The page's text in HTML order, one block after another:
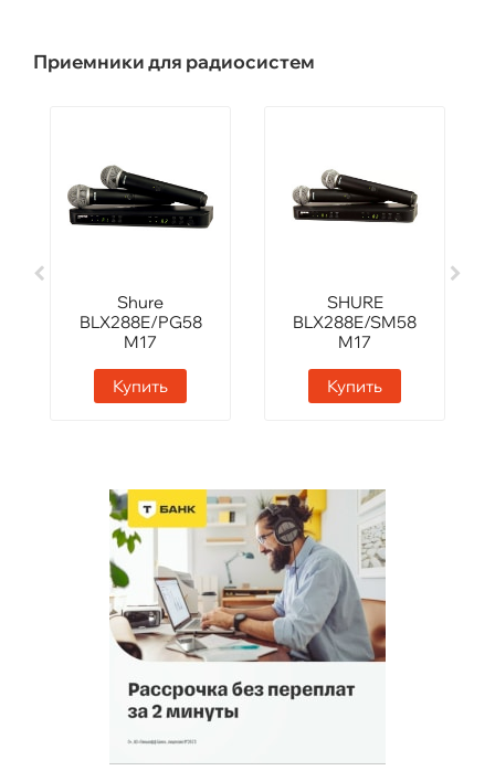
Приемники для радиосистем
Shure
BLX288E/PG58
M17
Купить
SHURE
BLX288E/SM58
M17
Купить